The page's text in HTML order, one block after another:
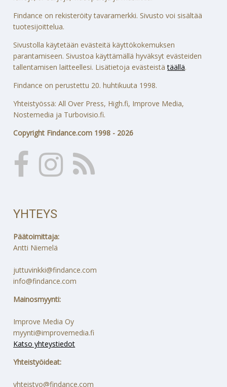
Findance on rekisteröity tavaramerkki. Sivusto voi sisältää
tuotesijoittelua.
Sivustolla käytetään evästeitä käyttökokemuksen
parantamiseen. Sivustoa käyttämällä hyväksyt evästeiden
tallentamisen laitteellesi. Lisätietoja evästeistätäällä.
Findance on perustettu 20. huhtikuuta 1998.
Yhteistyössä: All Over Press, High.fi, Improve Media,
Nostemedia ja Turbovisio.fi.
Copyright Findance.com 1998 - 2026
YHTEYS
Päätoimittaja:
Antti Niemelä
juttuvinkki@findance.com
info@findance.com
Mainosmyynti:
Improve Media Oy
myynti@improvemedia.fi
Katso yhteystiedot
Yhteistyöideat:
yhteistyo@findance.com